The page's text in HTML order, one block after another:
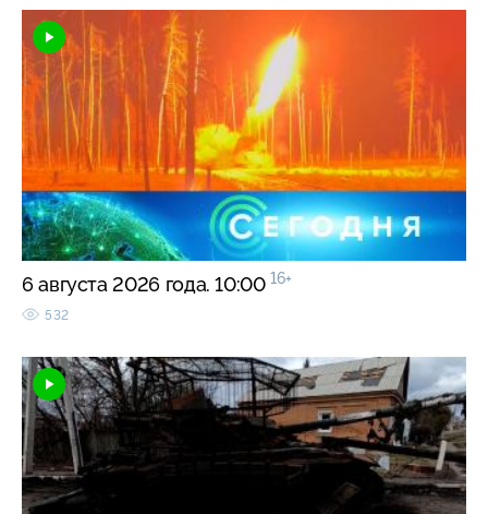
6 августа 2026 года. 10:00 16+
532